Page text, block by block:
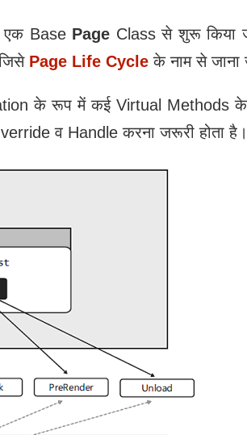
Base Page Class से शुरू किया
Page Life Cycle के नाम से जाना
के रूप में कई Virtual Methods के
व Handle करना जरूरी होता है।